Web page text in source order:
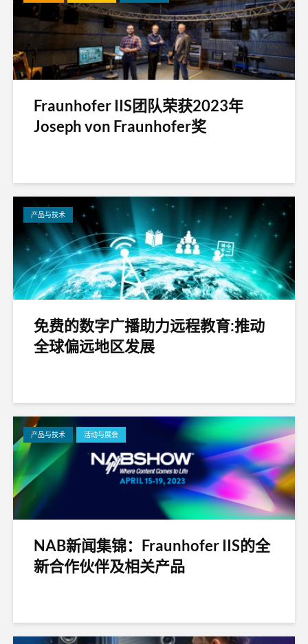
Fraunhofer IIS团队荣获2023年
Joseph von Fraunhofer奖
产品与技术
免费的数字广播助力远程教育:推动
全球偏远地区发展
产品与技术 活动与展会
NAB新闻集锦：Fraunhofer IIS的全
新合作伙伴及相关产品